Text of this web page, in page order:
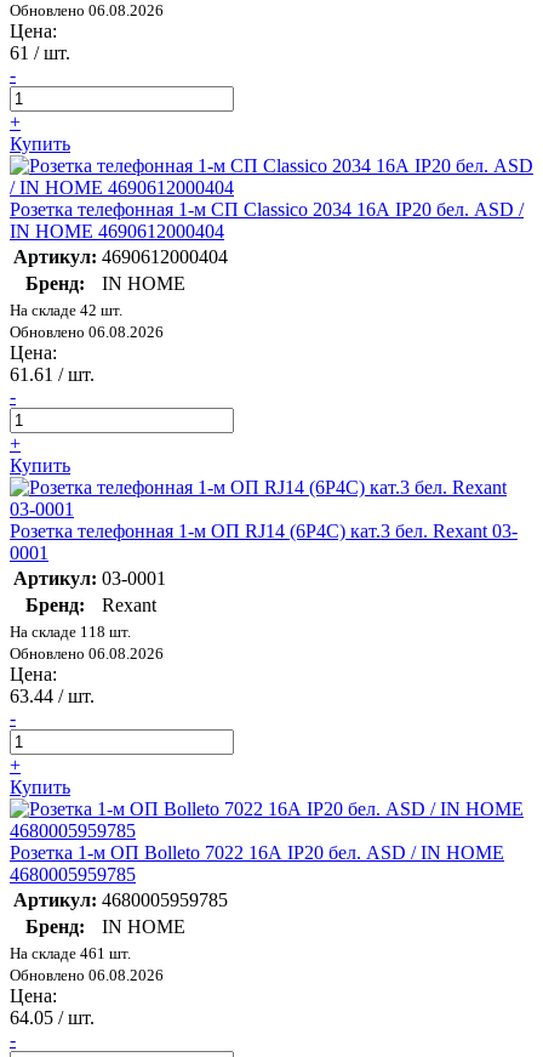
Обновлено 06.08.2026
Цена:
61 / шт.
-
+
Купить
Розетка телефонная 1-м СП Classico 2034 16А IP20 бел. ASD /
IN HOME 4690612000404
Артикул: 4690612000404
Бренд:
IN HOME
На складе 42 шт.
Обновлено 06.08.2026
Цена:
61.61 / шт.
-
+
Купить
Розетка телефонная 1-м ОП RJ14 (6P4C) кат.3 бел. Rexant 03-
0001
Артикул: 03-0001
Бренд:
Rexant
На складе 118 шт.
Обновлено 06.08.2026
Цена:
63.44 / шт.
-
+
Купить
Розетка 1-м ОП Bolleto 7022 16А IP20 бел. ASD / IN HOME
4680005959785
Артикул: 4680005959785
Бренд:
IN HOME
На складе 461 шт.
Обновлено 06.08.2026
Цена:
64.05 / шт.
-